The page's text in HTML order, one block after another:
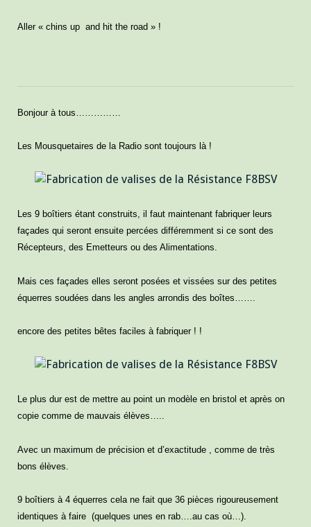
Aller « chins up and hit the road » !
Bonjour à tous……………
Les Mousquetaires de la Radio sont toujours là !
Les 9 boîtiers étant construits, il faut maintenant fabriquer leurs
façades qui seront ensuite percées différemment si ce sont des
Récepteurs, des Emetteurs ou des Alimentations.
Mais ces façades elles seront posées et vissées sur des petites
équerres soudées dans les angles arrondis des boîtes…….
encore des petites bêtes faciles à fabriquer ! !
Le plus dur est de mettre au point un modèle en bristol et après on
copie comme de mauvais élèves…..
Avec un maximum de précision et d’exactitude , comme de très
bons élèves.
9 boîtiers à 4 équerres cela ne fait que 36 pièces rigoureusement
identiques à faire (quelques unes en rab….au cas où…).